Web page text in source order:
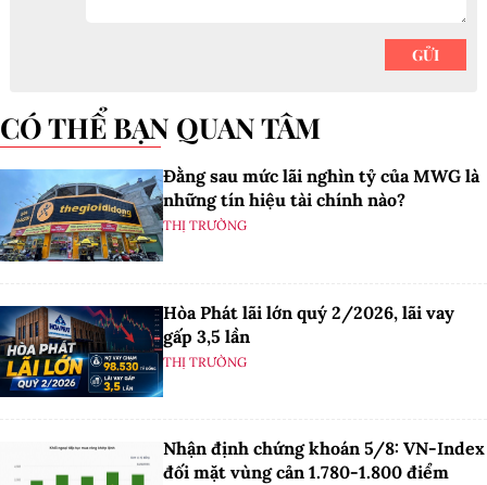
CÓ THỂ BẠN QUAN TÂM
Đằng sau mức lãi nghìn tỷ của MWG là
những tín hiệu tài chính nào?
THỊ TRƯỜNG
Hòa Phát lãi lớn quý 2/2026, lãi vay
gấp 3,5 lần
THỊ TRƯỜNG
Nhận định chứng khoán 5/8: VN-Index
đối mặt vùng cản 1.780-1.800 điểm